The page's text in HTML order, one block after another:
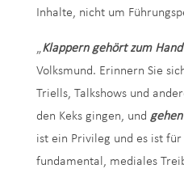
Inhalte, nicht um
„Klappern gehört zum
Volksmund. Erinnern Sie
Triells, Talkshows und
den Keks gingen, und
ist ein Privileg und es ist
fundamental, mediales